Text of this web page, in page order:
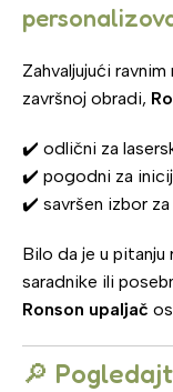
Zahvaljujući
završnoj obradi,
✔️ odlični za
✔️ pogodni za
✔️ savršen izbor
Bilo da je u
saradnike ili
Ronson upaljač
🔎